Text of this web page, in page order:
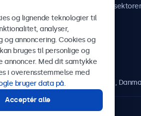
27-29, unit A, 2620 Albertslund,
og lignende teknologier til
analyser,
og annoncering. Cookies og
bruges til personlige og
annoncer. Med dit samtykke
i overensstemmelse med
bruger data på.
Acceptér alle